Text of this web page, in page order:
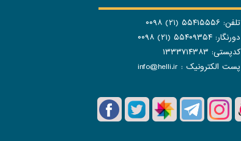
تلفن: ۵۵۴۱۵۵۵۶ (۲۱) ۰۰۹۸
دورنگار: ۵۵۴۰۹۳۵۴ (۲۱) ۰۰۹۸
کدپستی: ۱۳۳۳۷۱۴۳۸۳
پست الکترونیک : info@helli.ir